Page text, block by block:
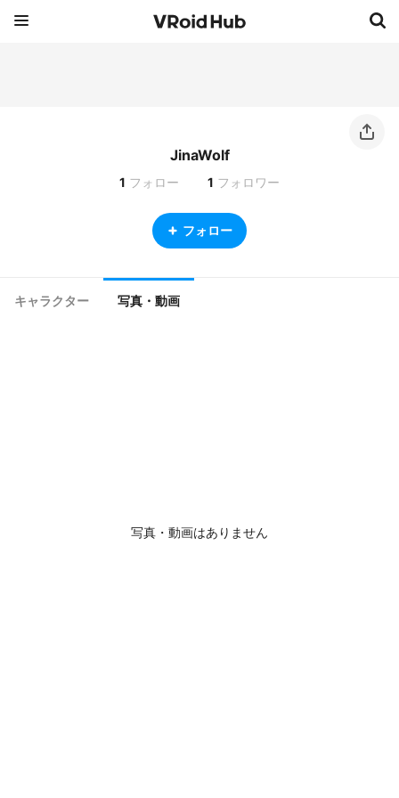
JinaWolf
1 フォロー 1 フォロワー
フォロー
キャラクター 写真・動画
写真・動画はありません